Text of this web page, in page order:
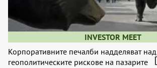
INVESTOR MEET
Корпоративните печалби надделяват над
геополитическите рискове на пазарите